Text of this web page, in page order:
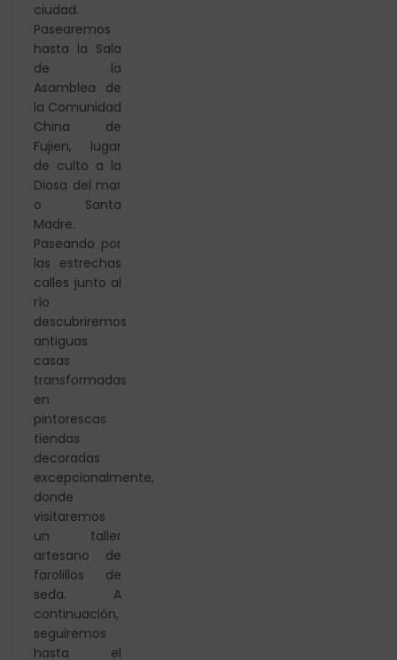
ciudad.
Pasearemos
hasta la Sala
de la
Asamblea de
la Comunidad
China de
Fujien, lugar
de culto a la
Diosa del mar
o Santa
Madre.
Paseando por
las estrechas
calles junto al
río
descubriremos
antiguas
casas
transformadas
en
pintorescas
tiendas
decoradas
excepcionalmente,
donde
visitaremos
un taller
artesano de
farolillos de
seda. A
continuación,
seguiremos
hasta el